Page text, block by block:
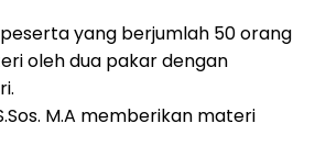
yang berjumlah 50 orang
oleh dua pakar dengan
M.A memberikan materi